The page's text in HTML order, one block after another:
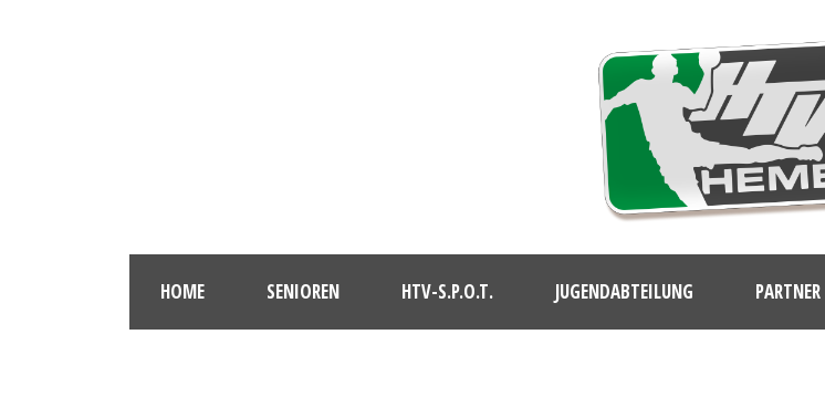
HOME SENIOREN HTV-S.P.O.T. JUGENDABTEILUNG PARTNER